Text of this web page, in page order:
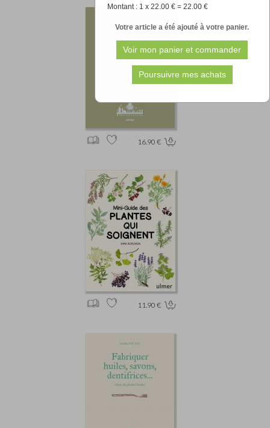
Montant : 1 x 22.00 € = 22.00 €
Votre article a été ajouté à votre panier.
16.90 €
11.90 €